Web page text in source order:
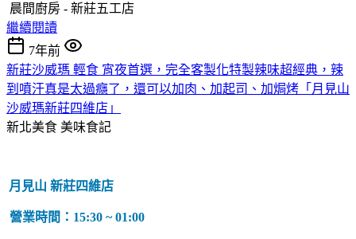
晨間廚房 - 新莊五工店
繼續閱讀
7年前
新莊沙威瑪 輕食 宵夜首選，完全客製化特製辣味超經典，辣
到噴汗真是太過癮了，還可以加肉、加起司、加焗烤「月見山
沙威瑪新莊四維店」
新北美食 美味食記
月見山 新莊四維店
營業時間：15:30 ~ 01:00